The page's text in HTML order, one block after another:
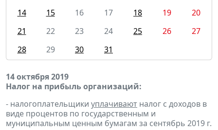
14
15 16 17 18 19
20
21
22 23 24 25 26
27
28
29 30 31
14 октября 2019
Налог на прибыль организаций:
- налогоплательщики уплачивают налог с доходов в
виде процентов по государственным и
муниципальным ценным бумагам за сентябрь 2019 г.